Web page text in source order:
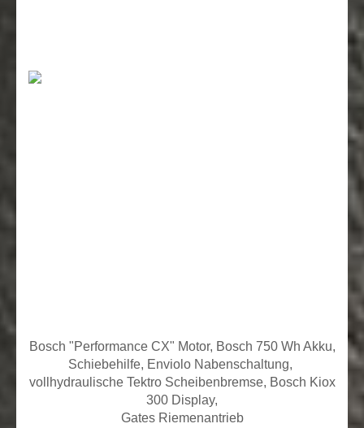
Bosch "Performance CX" Motor, Bosch 750 Wh Akku,
Schiebehilfe, Enviolo Nabenschaltung,
vollhydraulische Tektro Scheibenbremse, Bosch Kiox
300 Display,
Gates Riemenantrieb